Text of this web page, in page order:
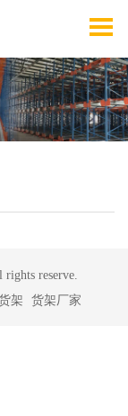
reserve.
架 货架厂家